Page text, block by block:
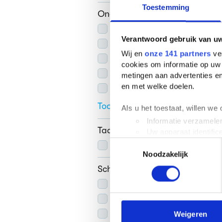
Toestemming
Verantwoord gebruik van
Wij en onze 141 partners
cookies om informatie op
metingen aan advertenties
en met welke doelen.
Als u het toestaat, willen we
Informatie
toestemming op elk
We gebruiken cookies om
media, adverteren en
verstrekt of die ze hebben
Noodzakelijk
Weigeren
Onderwerpen
Roken(19)
Voeding(13)
Alcohol(13)
Cultuur (8)
Toon alle 111
Taal
Schooljaar
2023/2024(1)
2020/2021(2)